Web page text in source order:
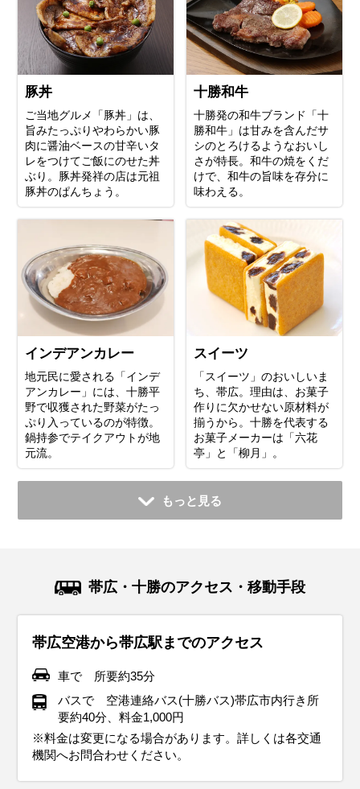
豚丼
ご当地グルメ「豚丼」は、
旨みたっぷりやわらかい豚
肉に醤油ベースの甘辛いタ
レをつけてご飯にのせた丼
ぶり。豚丼発祥の店は元祖
豚丼のぱんちょう。
十勝和牛
十勝発の和牛ブランド「十
勝和牛」は甘みを含んだサ
シのとろけるようなおいし
さが特長。和牛の焼をくだ
けで、和牛の旨味を存分に
味わえる。
インデアンカレー
地元民に愛される「インデ
アンカレー」には、十勝平
野で収獲された野菜がたっ
ぷり入っているのが特徴。
鍋持参でテイクアウトが地
元流。
スイーツ
「スイーツ」のおいしいま
ち、帯広。理由は、お菓子
作りに欠かせない原材料が
揃うから。十勝を代表する
お菓子メーカーは「六花
亭」と「柳月」。
もっと見る
帯広・十勝のアクセス・移動手段
帯広空港から帯広駅までのアクセス
車で 所要約35分
バスで 空港連絡バス(十勝バス)帯広市内行き所
要約40分、料金1,000円
※料金は変更になる場合があります。詳しくは各交通
機関へお問合わせください。